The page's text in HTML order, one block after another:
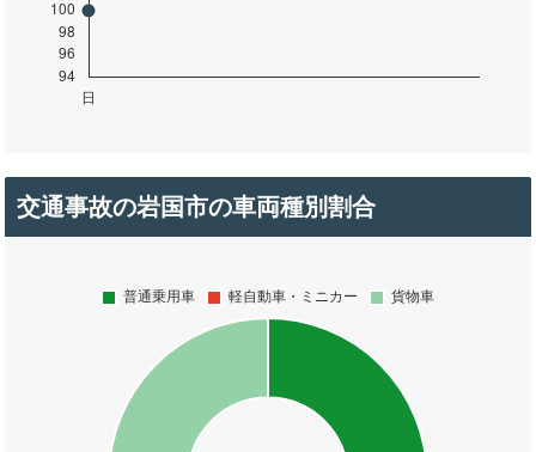
交通事故の岩国市の車両種別割合